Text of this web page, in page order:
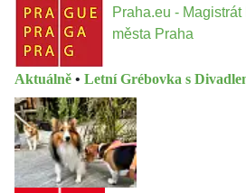
Praha.eu -
města Praha
Aktuálně • Letní Grébovka s